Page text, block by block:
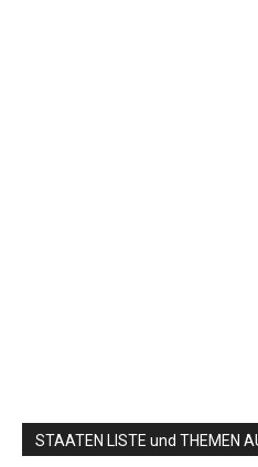
STAATEN LISTE und THEMEN